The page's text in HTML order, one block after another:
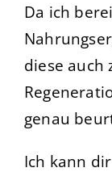
Da ich
diese auch
genau
Ich kann